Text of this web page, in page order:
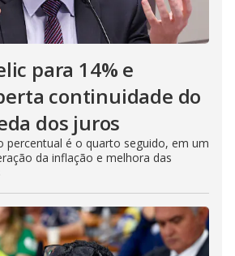
para 14% e
continuidade do
dos juros
percentual é o quarto seguido, em um
da inflação e melhora das